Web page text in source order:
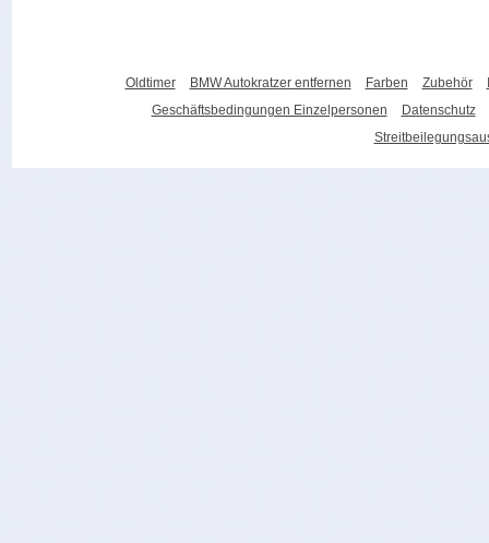
Oldtimer BMW Autokratzer entfernen Farben Zubehör
Geschäftsbedingungen Einzelpersonen
Datenschutz